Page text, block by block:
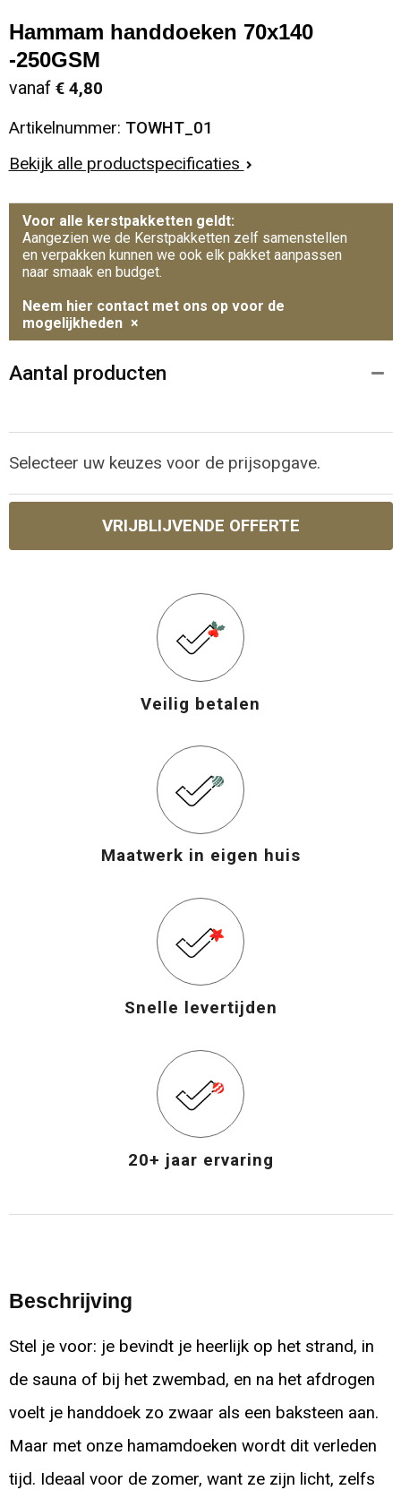
Hammam handdoeken 70x140
-250GSM
vanaf € 4,80
Artikelnummer: TOWHT_01
Bekijk alle productspecificaties
Voor alle kerstpakketten geldt:
Aangezien we de Kerstpakketten zelf samenstellen
en verpakken kunnen we ook elk pakket aanpassen
naar smaak en budget.
Neem hier contact met ons op voor de
mogelijkheden ×
Aantal producten
Selecteer uw keuzes voor de prijsopgave.
VRIJBLIJVENDE OFFERTE
Veilig betalen
Maatwerk in eigen huis
Snelle levertijden
20+ jaar ervaring
Beschrijving
Stel je voor: je bevindt je heerlijk op het strand, in
de sauna of bij het zwembad, en na het afdrogen
voelt je handdoek zo zwaar als een baksteen aan.
Maar met onze hamamdoeken wordt dit verleden
tijd. Ideaal voor de zomer, want ze zijn licht, zelfs